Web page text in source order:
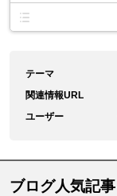
テーマ
関連情報URL
ユーザー
ブログ人気記事